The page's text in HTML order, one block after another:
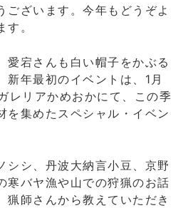
ございます。今年もどうぞよ
。
愛宕さんも白い帽子をかぶる
新年最初のイベントは、1月
レリアかめおかにて、この季
を集めたスペシャル・イベン
シシ、丹波大納言小豆、京野
寒バヤ漁や山での狩猟のお話
猟師さんから教えていただき